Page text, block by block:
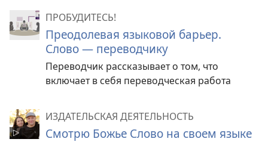
ПРОБУДИТЕСЬ!
Преодолевая языковой барьер.
Слово — переводчику
Переводчик рассказывает о том, что
включает в себя переводческая работа
ИЗДАТЕЛЬСКАЯ ДЕЯТЕЛЬНОСТЬ
Смотрю Божье Слово на своем языке